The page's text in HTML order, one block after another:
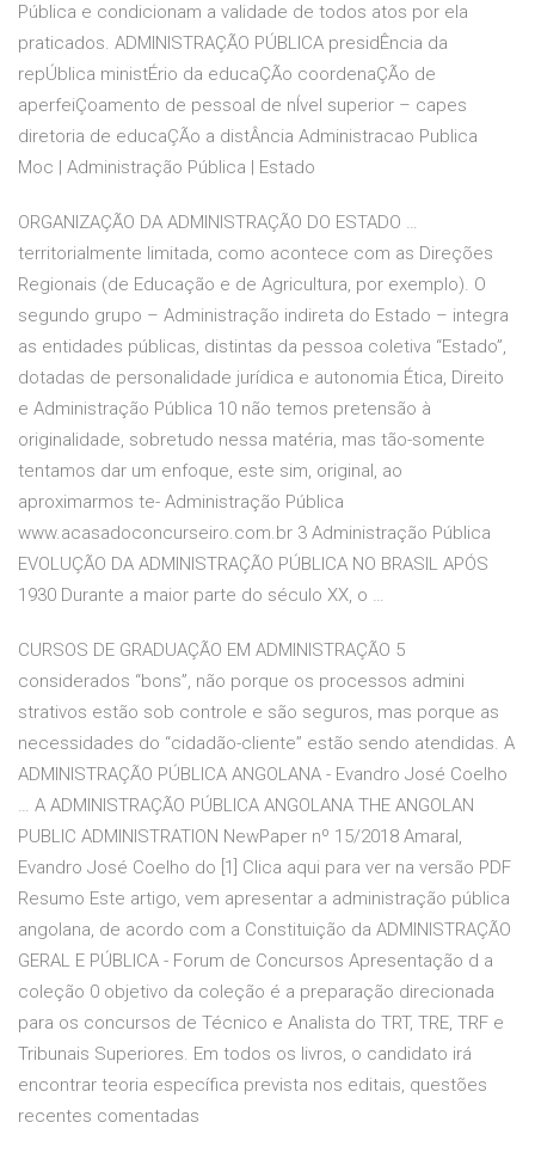
Pública e condicionam a validade de todos atos por ela
praticados. ADMINISTRAÇÃO PÚBLICA presidÊncia da
repÚblica ministÉrio da educaÇÃo coordenaÇÃo de
aperfeiÇoamento de pessoal de nÍvel superior – capes
diretoria de educaÇÃo a distÂncia Administracao Publica
Moc | Administração Pública | Estado
ORGANIZAÇÃO DA ADMINISTRAÇÃO DO ESTADO …
territorialmente limitada, como acontece com as Direções
Regionais (de Educação e de Agricultura, por exemplo). O
segundo grupo – Administração indireta do Estado – integra
as entidades públicas, distintas da pessoa coletiva “Estado”,
dotadas de personalidade jurídica e autonomia Ética, Direito
e Administração Pública 10 não temos pretensão à
originalidade, sobretudo nessa matéria, mas tão-somente
tentamos dar um enfoque, este sim, original, ao
aproximarmos te- Administração Pública
www.acasadoconcurseiro.com.br 3 Administração Pública
EVOLUÇÃO DA ADMINISTRAÇÃO PÚBLICA NO BRASIL APÓS
1930 Durante a maior parte do século XX, o …
CURSOS DE GRADUAÇÃO EM ADMINISTRAÇÃO 5
considerados “bons”, não porque os processos admini
strativos estão sob controle e são seguros, mas porque as
necessidades do “cidadão-cliente” estão sendo atendidas. A
ADMINISTRAÇÃO PÚBLICA ANGOLANA - Evandro José Coelho
… A ADMINISTRAÇÃO PÚBLICA ANGOLANA THE ANGOLAN
PUBLIC ADMINISTRATION NewPaper nº 15/2018 Amaral,
Evandro José Coelho do [1] Clica aqui para ver na versão PDF
Resumo Este artigo, vem apresentar a administração pública
angolana, de acordo com a Constituição da ADMINISTRAÇÃO
GERAL E PÚBLICA - Forum de Concursos Apresentação d a
coleção 0 objetivo da coleção é a preparação direcionada
para os concursos de Técnico e Analista do TRT, TRE, TRF e
Tribunais Superiores. Em todos os livros, o candidato irá
encontrar teoria específica prevista nos editais, questões
recentes comentadas